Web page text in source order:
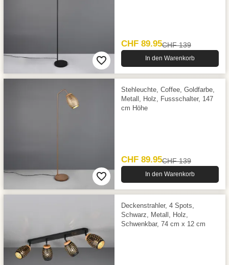
CHF 89.95CHF 139
In den Warenkorb
Stehleuchte, Coffee, Goldfarbe,
Metall, Holz, Fussschalter, 147
cm Höhe
CHF 89.95CHF 139
In den Warenkorb
Deckenstrahler, 4 Spots,
Schwarz, Metall, Holz,
Schwenkbar, 74 cm x 12 cm